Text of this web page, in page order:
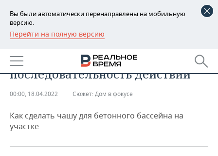
Вы были автоматически перенаправлены на мобильную
версию.
Перейти на полную версию
РЕГИОНЫ
БАШКОРТОСТАН
ТАТАРСТАН
НОВОСТИ
АНАЛИТИКА
ДЕКЛАРАЦИИ О ДОХОДАХ
КОРОЛИ ГОСЗАКАЗА ПФО
НОВОСТИ ЭКОНОМИКИ
ФИНАНСЫ
ПРОМЫШЛЕННОСТЬ
НОВОСТИ
НЕДВИЖИМОСТЬ
Бассейн из бетона:
последовательность действий
00:00, 18.04.2022 Сюжет: Дом в фокусе
Как сделать чашу для бетонного бассейна на
участке